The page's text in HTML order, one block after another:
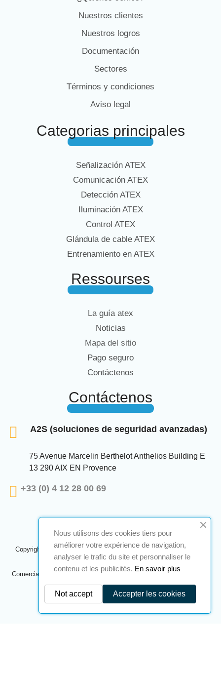
Nuestros clientes
Nuestros logros
Documentación
Sectores
Términos y condiciones
Aviso legal
Categorias principales
Señalización ATEX
Comunicación ATEX
Detección ATEX
Iluminación ATEX
Control ATEX
Glándula de cable ATEX
Entrenamiento en ATEX
Ressourses
La guía atex
Noticias
Mapa del sitio
Pago seguro
Contáctenos
Contáctenos
A2S (soluciones de seguridad avanzadas)
75 Avenue Marcelin Berthelot Anthelios Building E
13 290 AIX EN Provence
+33 (0) 4 12 28 00 69
Copyright © 2024 A2S ATEX. Todos los derechos reservados. Una
realizaciónNavilog
Comerciante aprobado por la opinión obvia de la compañía,
aquí para comprobar.
Nous utilisons des cookies tiers pour
améliorer votre expérience de navigation,
analyser le trafic du site et personnaliser le
contenu et les publicités. En savoir plus
Accepter les cookies
Not accept